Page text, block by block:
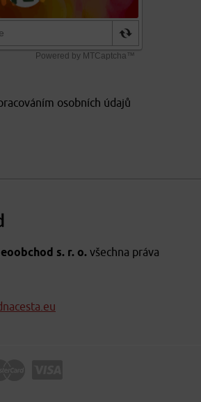
osobních údajů
s. r. o. všechna práva